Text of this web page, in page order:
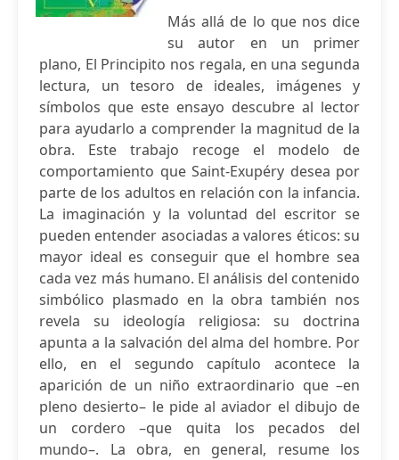
Más allá de lo que nos dice
su autor en un primer
plano, El Principito nos regala, en una segunda
lectura, un tesoro de ideales, imágenes y
símbolos que este ensayo descubre al lector
para ayudarlo a comprender la magnitud de la
obra. Este trabajo recoge el modelo de
comportamiento que Saint-Exupéry desea por
parte de los adultos en relación con la infancia.
La imaginación y la voluntad del escritor se
pueden entender asociadas a valores éticos: su
mayor ideal es conseguir que el hombre sea
cada vez más humano. El análisis del contenido
simbólico plasmado en la obra también nos
revela su ideología religiosa: su doctrina
apunta a la salvación del alma del hombre. Por
ello, en el segundo capítulo acontece la
aparición de un niño extraordinario que –en
pleno desierto– le pide al aviador el dibujo de
un cordero –que quita los pecados del
mundo–. La obra, en general, resume los